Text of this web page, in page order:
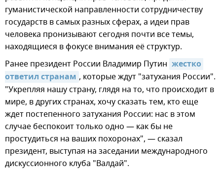
гуманистической направленности сотрудничеству
государств в самых разных сферах, а идеи прав
человека пронизывают сегодня почти все темы,
находящиеся в фокусе внимания её структур.
Ранее президент России Владимир Путин жестко
ответил странам , которые ждут "затухания России".
"Укрепляя нашу страну, глядя на то, что происходит в
мире, в других странах, хочу сказать тем, кто еще
ждет постепенного затухания России: нас в этом
случае беспокоит только одно — как бы не
простудиться на ваших похоронах", — сказал
президент, выступая на заседании международного
дискуссионного клуба "Валдай".